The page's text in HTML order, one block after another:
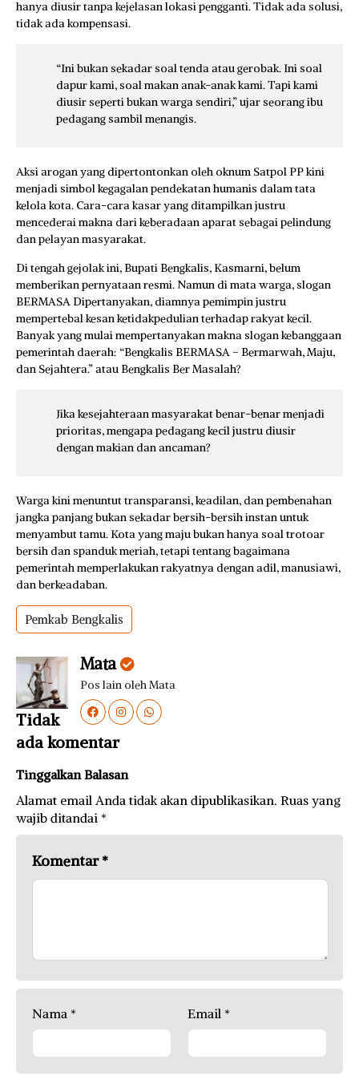
hanya diusir tanpa kejelasan lokasi pengganti. Tidak ada solusi,
tidak ada kompensasi.
“Ini bukan sekadar soal tenda atau gerobak. Ini soal
dapur kami, soal makan anak-anak kami. Tapi kami
diusir seperti bukan warga sendiri,” ujar seorang ibu
pedagang sambil menangis.
Aksi arogan yang dipertontonkan oleh oknum Satpol PP kini
menjadi simbol kegagalan pendekatan humanis dalam tata
kelola kota. Cara-cara kasar yang ditampilkan justru
mencederai makna dari keberadaan aparat sebagai pelindung
dan pelayan masyarakat.
Di tengah gejolak ini, Bupati Bengkalis, Kasmarni, belum
memberikan pernyataan resmi. Namun di mata warga, slogan
BERMASA Dipertanyakan, diamnya pemimpin justru
mempertebal kesan ketidakpedulian terhadap rakyat kecil.
Banyak yang mulai mempertanyakan makna slogan kebanggaan
pemerintah daerah: “Bengkalis BERMASA – Bermarwah, Maju,
dan Sejahtera.” atau Bengkalis Ber Masalah?
Jika kesejahteraan masyarakat benar-benar menjadi
prioritas, mengapa pedagang kecil justru diusir
dengan makian dan ancaman?
Warga kini menuntut transparansi, keadilan, dan pembenahan
jangka panjang bukan sekadar bersih-bersih instan untuk
menyambut tamu. Kota yang maju bukan hanya soal trotoar
bersih dan spanduk meriah, tetapi tentang bagaimana
pemerintah memperlakukan rakyatnya dengan adil, manusiawi,
dan berkeadaban.
Pemkab Bengkalis
Mata
Pos lain oleh Mata
Tidak
ada komentar
Tinggalkan Balasan
Alamat email Anda tidak akan dipublikasikan. Ruas yang
wajib ditandai *
Komentar*
Nama * Email *